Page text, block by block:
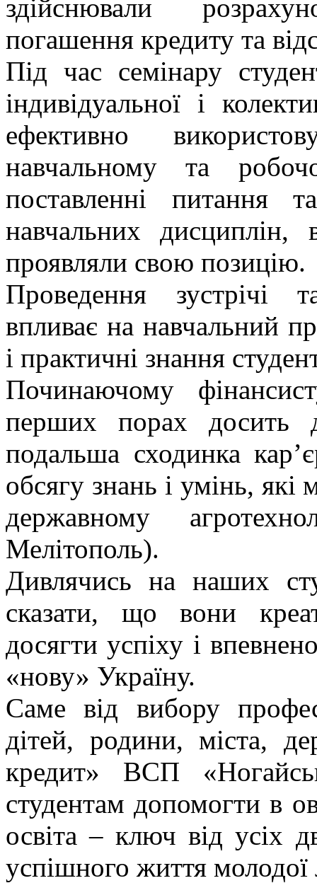
здійснювали
погашення кредиту та
Під час семінару
індивідуальної і
ефективно
навчальному та
поставленні питання
навчальних
проявляли свою позицію.
Проведення зустрічі
впливає на навчальний
і практичні знання
Починаючому
перших порах досить
подальша сходинка
обсягу знань і умінь,
державному
Мелітополь).
Дивлячись на наших
сказати, що вони
досягти успіху і
«нову» Україну.
Саме від вибору
дітей, родини, міста,
кредит» ВСП
студентам допомогти в
освіта – ключ від усіх
успішного життя